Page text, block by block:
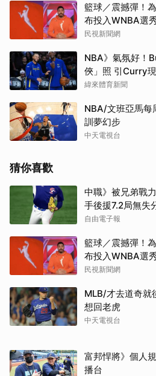
籃球／震撼彈！
布投入WNBA選
民視新聞網
NBA》氣氛好！
俠」照 引Curry
緯來體育新聞
NBA/文班亞馬每
訓夢幻步
中天電視台
猜你喜歡
中職》被兄弟戰
手後援7.2局無失
自由電子報
籃球／震撼彈！
布投入WNBA選
民視新聞網
MLB/才去道奇就
想回老虎
中天電視台
富邦悍將》個人
播台